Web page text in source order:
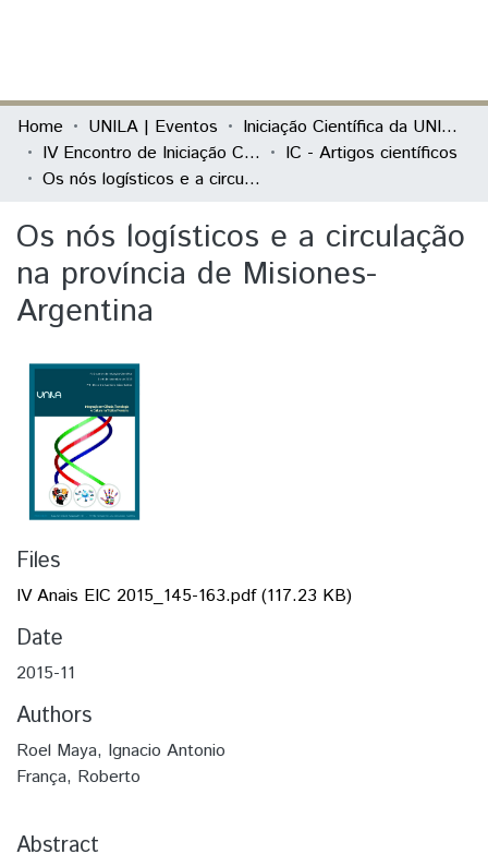
Communities & Collections
All of DSpace
Home UNILA | Eventos
Iniciação Científica da UNILA (IC)
IV Encontro de Iniciação Científica da Unila “UNILA 5 anos: Integração em Ciência, Tecnologia e Cultura na Tríplice Fronteira”
IC - Artigos científicos
Os nós logísticos e a circulação na província de Misiones-Argentina
Os nós logísticos e a circulação
na província de Misiones-
Argentina
Files
IV Anais EIC 2015_145-163.pdf(117.23 KB)
Date
2015-11
Authors
Roel Maya, Ignacio Antonio
França, Roberto
Abstract